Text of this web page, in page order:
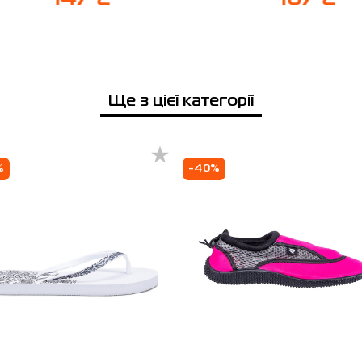
Ще з цієї категорії
-40%